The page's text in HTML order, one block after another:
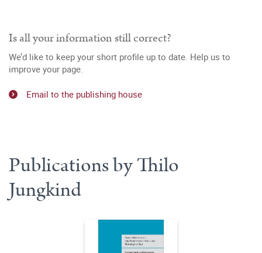
Is all your information still correct?
We’d like to keep your short profile up to date. Help us to
improve your page.
Email to the publishing house
Publications by Thilo
Jungkind